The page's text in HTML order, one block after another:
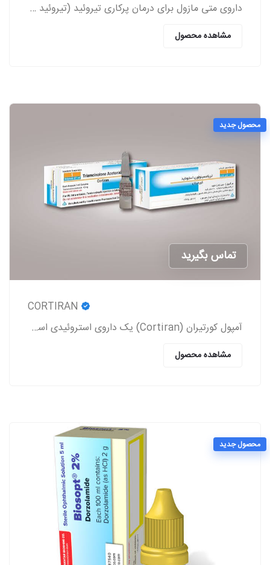
داروی متی مازول برای درمان پرکاری تیروئید (تیروئید بیش از حد فعال) (Hyperthyroidism) به کار می‌رود.
مشاهده محصول
محصول جدید
تماس بگیرید
آمپول کورتیران (Cortiran) یک داروی استروئیدی است که معمولاً برای درمان التهاب و درد ناشی از شرایط مختلف پزشکی استفاده می‌شود.
مشاهده محصول
محصول جدید